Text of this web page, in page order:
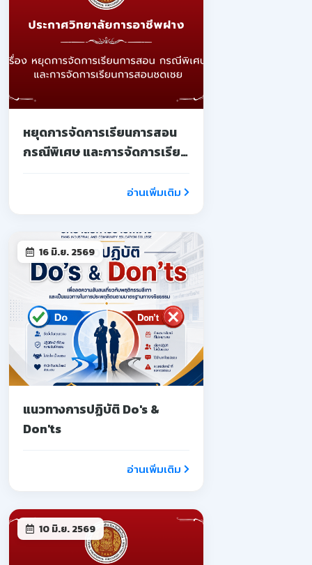
หยุดการจัดการเรียนการสอน
กรณีพิเศษ และการจัดการเรียน
อ่านเพิ่มเติม
16 มิ.ย. 2569
แนวทางการปฏิบัติ Do's &
Don'ts
อ่านเพิ่มเติม
10 มิ.ย. 2569